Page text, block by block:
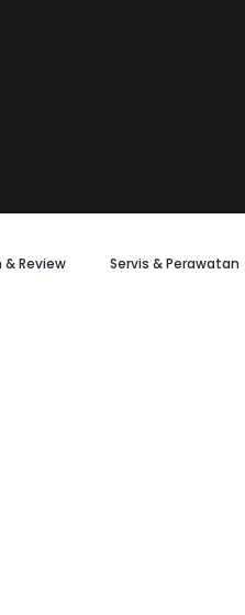
& Review Servis & Perawatan